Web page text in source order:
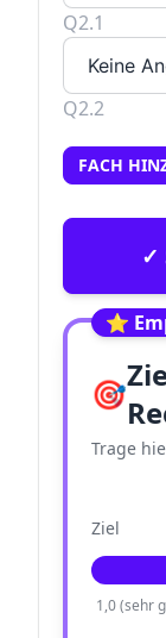
Q2.1
Q2.2
FACH
✓
⭐
🎯
Trage
Ziel
1,0 (sehr